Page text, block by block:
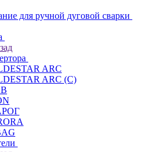
для ручной дуговой сварки
ARC
ARC (С)